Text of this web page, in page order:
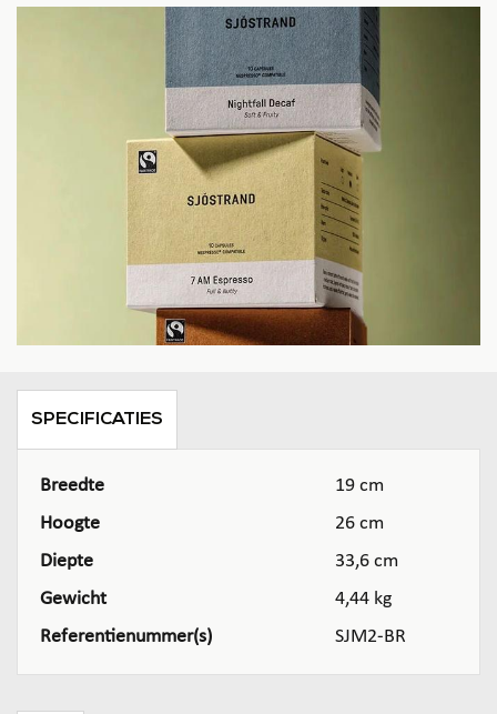
SPECIFICATIES
Breedte
19 cm
Hoogte
26 cm
Diepte
33,6 cm
Gewicht
4,44 kg
Referentienummer(s)
SJM2-BR